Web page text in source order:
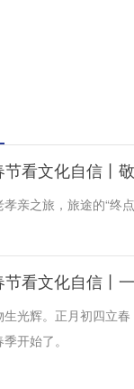
节看文化自信丨
亲之旅，旅途的“终
节看文化自信丨
生光辉。正月初四立
开始了。